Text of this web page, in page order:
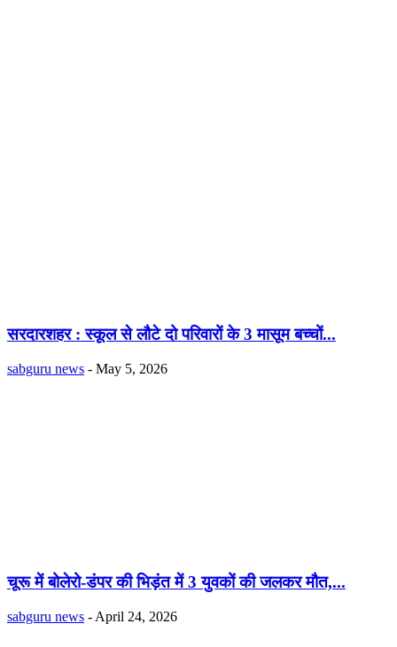
सरदारशहर : स्कूल से लौटे दो परिवारों के 3 मासूम बच्चों...
sabguru news - May 5, 2026
चूरू में बोलेरो-डंपर की भिड़ंत में 3 युवकों की जलकर मौत,...
sabguru news - April 24, 2026